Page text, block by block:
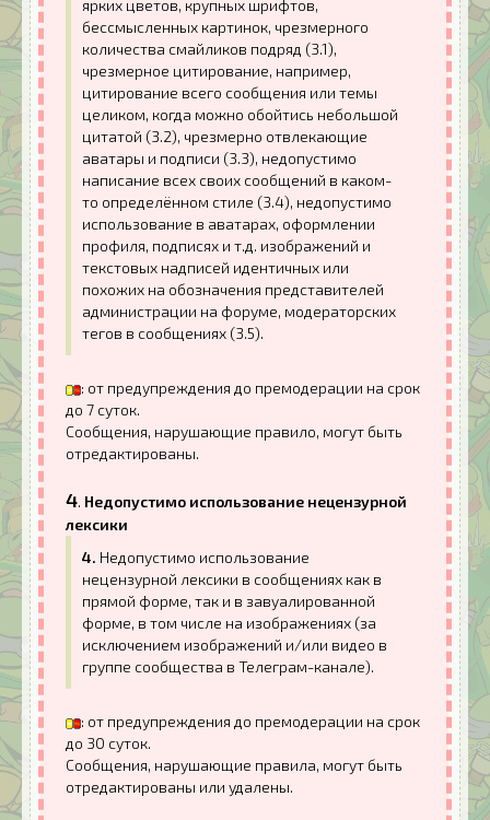
ярких цветов, крупных шрифтов,
бессмысленных картинок, чрезмерного
количества смайликов подряд (3.1),
чрезмерное цитирование, например,
цитирование всего сообщения или темы
целиком, когда можно обойтись небольшой
цитатой (3.2), чрезмерно отвлекающие
аватары и подписи (3.3), недопустимо
написание всех своих сообщений в каком-
то определённом стиле (3.4), недопустимо
использование в аватарах, оформлении
профиля, подписях и т.д. изображений и
текстовых надписей идентичных или
похожих на обозначения представителей
администрации на форуме, модераторских
тегов в сообщениях (3.5).
: от предупреждения до премодерации на срок
до 7 суток.
Сообщения, нарушающие правило, могут быть
отредактированы.
4. Недопустимо использование нецензурной
лексики
4. Недопустимо использование
нецензурной лексики в сообщениях как в
прямой форме, так и в завуалированной
форме, в том числе на изображениях (за
исключением изображений и/или видео в
группе сообщества в Телеграм-канале).
: от предупреждения до премодерации на срок
до 30 суток.
Сообщения, нарушающие правила, могут быть
отредактированы или удалены.